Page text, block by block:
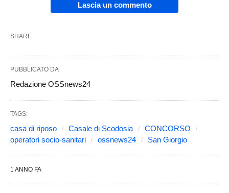
Lascia un commento
SHARE
PUBBLICATO DA
Redazione OSSnews24
TAGS:
casa di riposo Casale di Scodosia
CONCORSO
operatori socio-sanitari
ossnews24 San Giorgio
1 ANNO FA